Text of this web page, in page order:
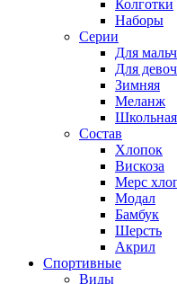
Колготки
Наборы
Серии
Для
Для
Зимняя
Меланж
Школьная
Состав
Хлопок
Вискоза
Мерс
Модал
Бамбук
Шерсть
Акрил
Спортивные
Виды